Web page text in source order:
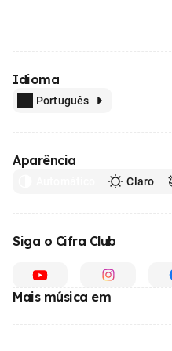
Idioma
Português
Aparência
Claro
Siga o Cifra Club
Mais música em